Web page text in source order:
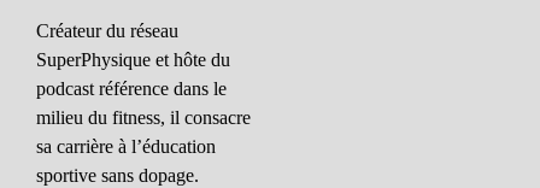
Créateur du réseau
SuperPhysique et hôte du
podcast référence dans le
milieu du fitness, il consacre
sa carrière à l’éducation
sportive sans dopage.